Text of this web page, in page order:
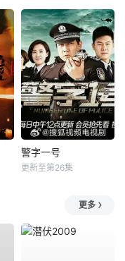
警字一号
更新至第26集
更多